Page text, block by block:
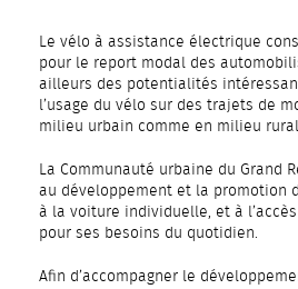
Le vélo à assistance électrique
pour le report modal des
ailleurs des potentialités
l’usage du vélo sur des trajets de
milieu urbain comme en milieu
La Communauté urbaine du Grand
au développement et la promotion
à la voiture individuelle, et à
pour ses besoins du quotidien.
Afin d’accompagner le